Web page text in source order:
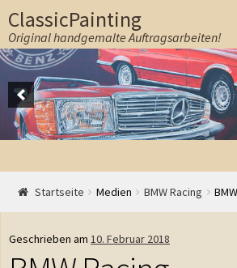
ClassicPainting
Original handgemalte Auftragsarbeiten!
Start
Auftrag
Startseite Medien BMW Racing
Geschrieben am 10. Februar 2018